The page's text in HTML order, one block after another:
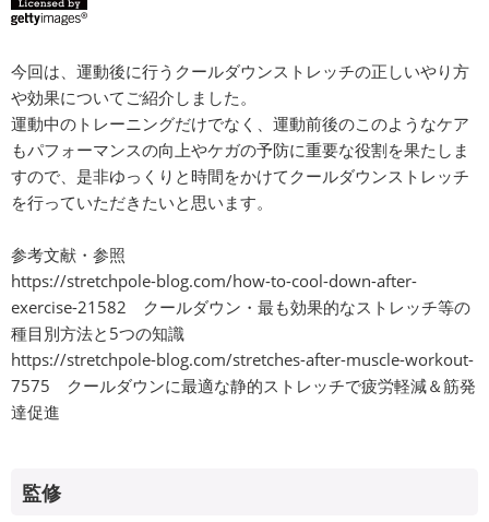
今回は、運動後に行うクールダウンストレッチの正しいやり方
や効果についてご紹介しました。
運動中のトレーニングだけでなく、運動前後のこのようなケア
もパフォーマンスの向上やケガの予防に重要な役割を果たしま
すので、是非ゆっくりと時間をかけてクールダウンストレッチ
を行っていただきたいと思います。
参考文献・参照
https://stretchpole-blog.com/how-to-cool-down-after-
exercise-21582 クールダウン・最も効果的なストレッチ等の
種目別方法と5つの知識
https://stretchpole-blog.com/stretches-after-muscle-workout-
7575 クールダウンに最適な静的ストレッチで疲労軽減＆筋発
達促進
監修